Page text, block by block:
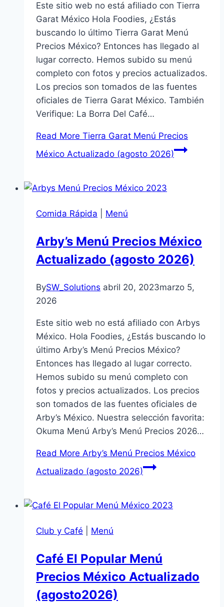
Este sitio web no está afiliado con Tierra
Garat México Hola Foodies, ¿Estás
buscando lo último Tierra Garat Menú
Precios México? Entonces has llegado al
lugar correcto. Hemos subido su menú
completo con fotos y precios actualizados.
Los precios son tomados de las fuentes
oficiales de Tierra Garat México. También
Verifique: La Borra Del Café…
Read More Tierra Garat Menú Precios
México Actualizado (agosto 2026)
Comida Rápida Menú
Arby’s Menú Precios México
Actualizado (agosto 2026)
BySW_Solutions abril 20, 2023marzo 5,
2026
Este sitio web no está afiliado con Arbys
México. Hola Foodies, ¿Estás buscando lo
último Arby’s Menú Precios México?
Entonces has llegado al lugar correcto.
Hemos subido su menú completo con
fotos y precios actualizados. Los precios
son tomados de las fuentes oficiales de
Arby’s México. Nuestra selección favorita:
Okuma Menú Arby’s Menú Precios 2026…
Read More Arby’s Menú Precios México
Actualizado (agosto 2026)
Club y Café Menú
Café El Popular Menú
Precios México Actualizado
(agosto2026)